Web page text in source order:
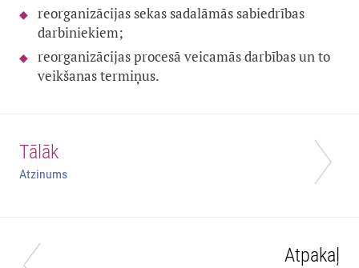
reorganizācijas sekas sadalāmās sabiedrības
darbiniekiem;
reorganizācijas procesā veicamās darbības un to
veikšanas termiņus.
Tālāk
Atzinums
Atpakaļ